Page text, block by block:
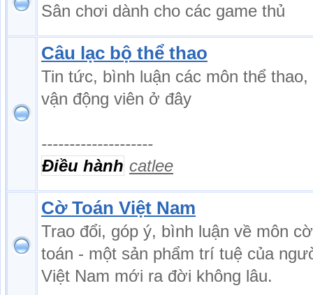
Sân chơi dành cho các game thủ
Câu lạc bộ thể thao
Tin tức, bình luận các môn thể thao,
vận động viên ở đây
--------------------
Điều hành catlee
Cờ Toán Việt Nam
Trao đổi, góp ý, bình luận về môn cờ
toán - một sản phẩm trí tuệ của
Việt Nam mới ra đời không lâu.